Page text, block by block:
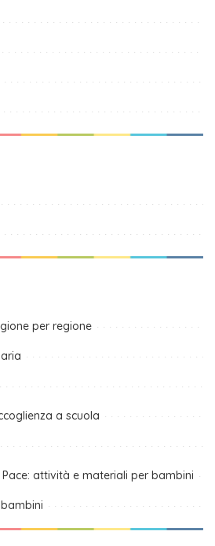
per regione
a scuola
attività e materiali per bambini